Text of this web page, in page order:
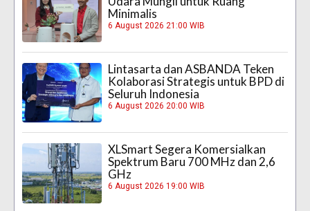
Minimalis
6 August 2026 21:00 WIB
Lintasarta dan ASBANDA Teken
Kolaborasi Strategis untuk BPD di
Seluruh Indonesia
6 August 2026 20:00 WIB
XLSmart Segera Komersialkan
Spektrum Baru 700 MHz dan 2,6
GHz
6 August 2026 19:00 WIB